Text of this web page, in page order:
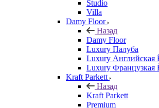
Studio
Villa
Damy Floor
Назад
Damy Floor
Luxury Палуба
Luxury Английская
Luxury Французкая
Kraft Parkett
Назад
Kraft Parkett
Premium